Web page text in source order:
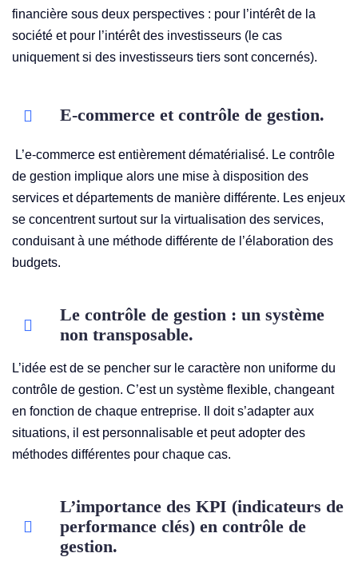
financière sous deux perspectives : pour l’intérêt de la
société et pour l’intérêt des investisseurs (le cas
uniquement si des investisseurs tiers sont concernés).
E-commerce et contrôle de gestion.
L’e-commerce est entièrement dématérialisé. Le contrôle
de gestion implique alors une mise à disposition des
services et départements de manière différente. Les enjeux
se concentrent surtout sur la virtualisation des services,
conduisant à une méthode différente de l’élaboration des
budgets.
Le contrôle de gestion : un système
non transposable.
L’idée est de se pencher sur le caractère non uniforme du
contrôle de gestion. C’est un système flexible, changeant
en fonction de chaque entreprise. Il doit s’adapter aux
situations, il est personnalisable et peut adopter des
méthodes différentes pour chaque cas.
L’importance des KPI (indicateurs de
performance clés) en contrôle de
gestion.